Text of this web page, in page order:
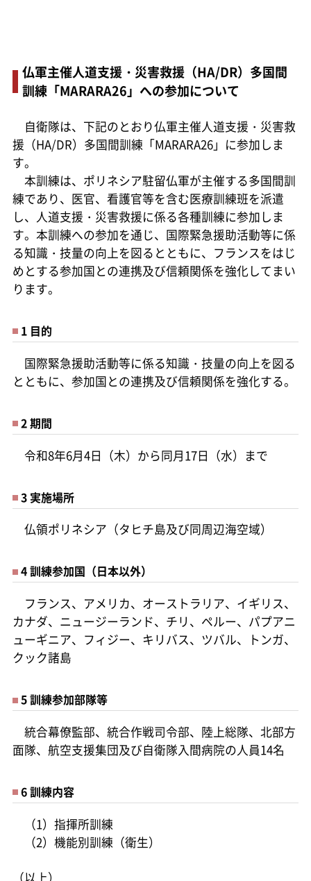
仏軍主催人道支援・災害救援（HA/DR）多国間
訓練「MARARA26」への参加について
自衛隊は、下記のとおり仏軍主催人道支援・災害救
援（HA/DR）多国間訓練「MARARA26」に参加しま
す。
本訓練は、ポリネシア駐留仏軍が主催する多国間訓
練であり、医官、看護官等を含む医療訓練班を派遣
し、人道支援・災害救援に係る各種訓練に参加しま
す。本訓練への参加を通じ、国際緊急援助活動等に係
る知識・技量の向上を図るとともに、フランスをはじ
めとする参加国との連携及び信頼関係を強化してまい
ります。
1 目的
国際緊急援助活動等に係る知識・技量の向上を図る
とともに、参加国との連携及び信頼関係を強化する。
2 期間
令和8年6月4日（木）から同月17日（水）まで
3 実施場所
仏領ポリネシア（タヒチ島及び同周辺海空域）
4 訓練参加国（日本以外）
フランス、アメリカ、オーストラリア、イギリス、
カナダ、ニュージーランド、チリ、ペルー、パプアニ
ューギニア、フィジー、キリバス、ツバル、トンガ、
クック諸島
5 訓練参加部隊等
統合幕僚監部、統合作戦司令部、陸上総隊、北部方
面隊、航空支援集団及び自衛隊入間病院の人員14名
6 訓練内容
（1）指揮所訓練
（2）機能別訓練（衛生）
（以上）